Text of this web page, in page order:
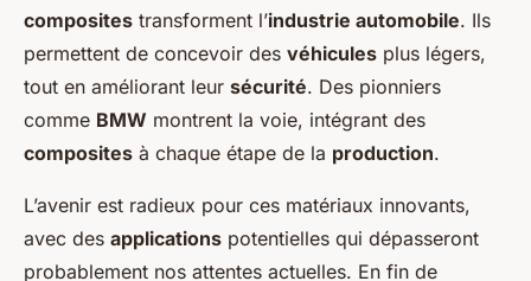
composites transforment l’industrie automobile. Ils
permettent de concevoir des véhicules plus légers,
tout en améliorant leur sécurité. Des pionniers
comme BMW montrent la voie, intégrant des
composites à chaque étape de la production.
L’avenir est radieux pour ces matériaux innovants,
avec des applications potentielles qui dépasseront
probablement nos attentes actuelles. En fin de